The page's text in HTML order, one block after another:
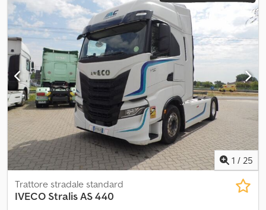
1 / 25
Trattore stradale standard
IVECO Stralis AS 440